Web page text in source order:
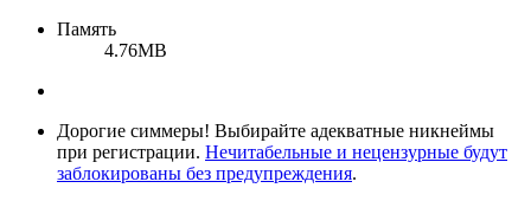
Память
4.76MB
Дорогие симмеры! Выбирайте адекватные никнеймы
при регистрации. Нечитабельные и нецензурные будут
заблокированы без предупреждения.